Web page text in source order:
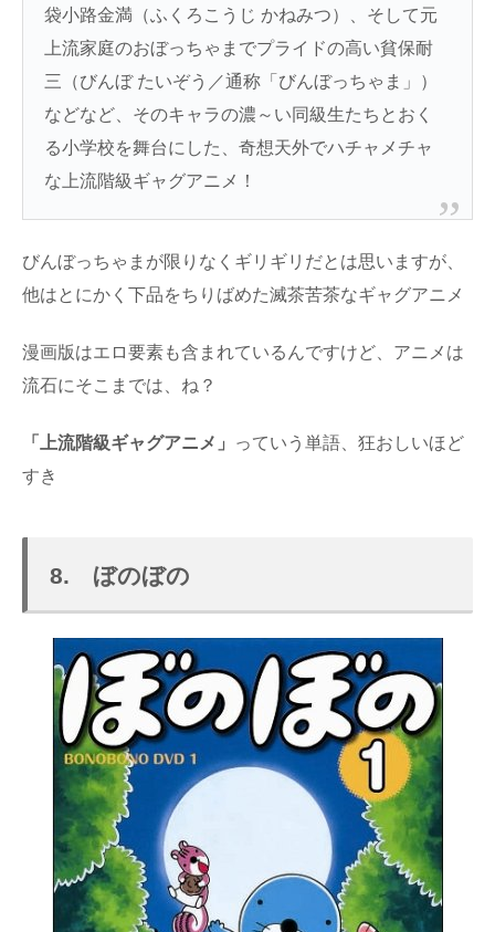
袋小路金満（ふくろこうじ かねみつ）、そして元
上流家庭のおぼっちゃまでプライドの高い貧保耐
三（びんぼ たいぞう／通称「びんぼっちゃま」）
などなど、そのキャラの濃～い同級生たちとおく
る小学校を舞台にした、奇想天外でハチャメチャ
な上流階級ギャグアニメ！
びんぼっちゃまが限りなくギリギリだとは思いますが、
他はとにかく下品をちりばめた滅茶苦茶なギャグアニメ
漫画版はエロ要素も含まれているんですけど、アニメは
流石にそこまでは、ね？
「上流階級ギャグアニメ」
っていう単語、狂おしいほど
すき
8. ぼのぼの